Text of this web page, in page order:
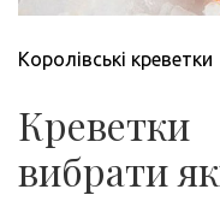
Королівські креветки
вибрати